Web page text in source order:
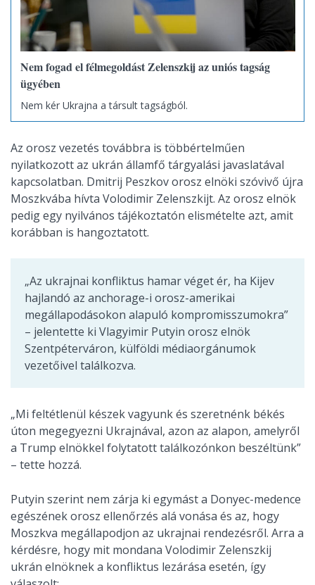
Nem fogad el félmegoldást Zelenszkij az uniós tagság
ügyében
Nem kér Ukrajna a társult tagságból.
Az orosz vezetés továbbra is többértelműen
nyilatkozott az ukrán államfő tárgyalási javaslatával
kapcsolatban. Dmitrij Peszkov orosz elnöki szóvivő újra
Moszkvába hívta Volodimir Zelenszkijt. Az orosz elnök
pedig egy nyilvános tájékoztatón elismételte azt, amit
korábban is hangoztatott.
„Az ukrajnai konfliktus hamar véget ér, ha Kijev
hajlandó az anchorage-i orosz-amerikai
megállapodásokon alapuló kompromisszumokra”
– jelentette ki Vlagyimir Putyin orosz elnök
Szentpéterváron, külföldi médiaorgánumok
vezetőivel találkozva.
„Mi feltétlenül készek vagyunk és szeretnénk békés
úton megegyezni Ukrajnával, azon az alapon, amelyről
a Trump elnökkel folytatott találkozónkon beszéltünk”
– tette hozzá.
Putyin szerint nem zárja ki egymást a Donyec-medence
egészének orosz ellenőrzés alá vonása és az, hogy
Moszkva megállapodjon az ukrajnai rendezésről. Arra a
kérdésre, hogy mit mondana Volodimir Zelenszkij
ukrán elnöknek a konfliktus lezárása esetén, így